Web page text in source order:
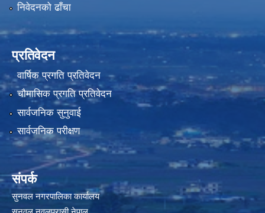
निवेदनको ढाँचा
प्रतिवेदन
वार्षिक प्रगति प्रतिवेदन
चौमासिक प्रगति प्रतिवेदन
सार्वजनिक सुनुवाई
सार्वजनिक परीक्षण
संपर्क
सुनवल नगरपालिका कार्यालय